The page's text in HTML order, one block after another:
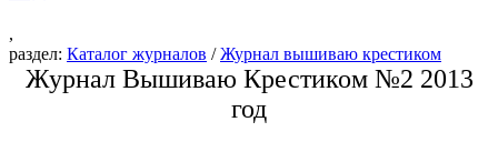
,
раздел: Каталог журналов /Журнал вышиваю крестиком
Журнал Вышиваю Крестиком №2 2013
год